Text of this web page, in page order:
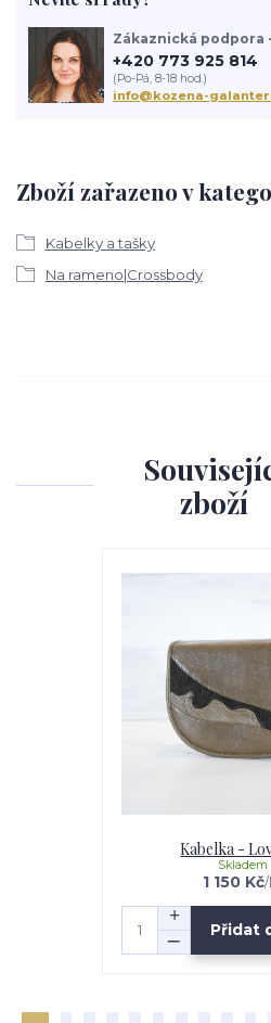
Zboží zařazeno v
Kabelky a tašky
Na rameno|Crossbody
Zákaznická podpora
+420 773 925 814
(Po-Pá, 8-18 hod.)
info@kozena-
zboží
Kabelka -
1 150 Kč/
Skladem
Přidat